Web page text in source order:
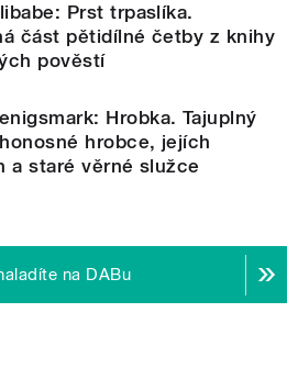
Prst trpaslíka.
část pětidílné četby z knihy
pověstí
Hrobka. Tajuplný
hrobce, jejích
a staré věrné služce
na DABu